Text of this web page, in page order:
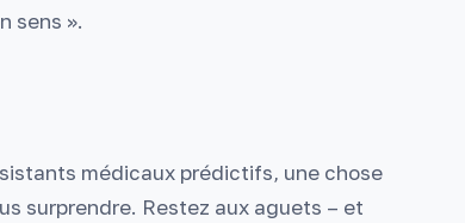
sens ».
médicaux prédictifs, une chose
surprendre. Restez aux aguets – et